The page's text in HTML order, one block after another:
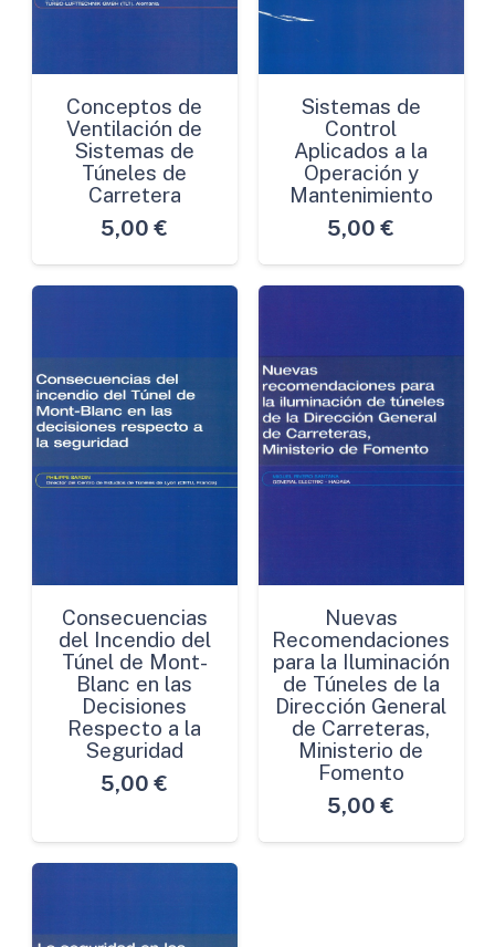
Conceptos de
Ventilación de
Sistemas de
Túneles de
Carretera
5,00 €
Sistemas de
Control
Aplicados a la
Operación y
Mantenimiento
5,00 €
Consecuencias
del Incendio del
Túnel de Mont-
Blanc en las
Decisiones
Respecto a la
Seguridad
5,00 €
Nuevas
Recomendaciones
para la Iluminación
de Túneles de la
Dirección General
de Carreteras,
Ministerio de
Fomento
5,00 €